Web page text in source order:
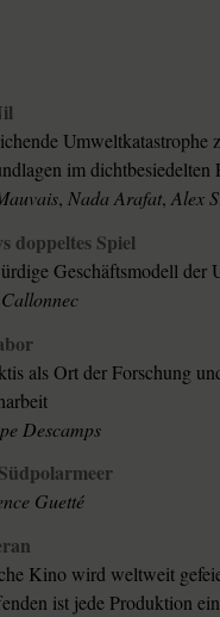
Umweltkatastrophe
im dichtbesiedelten
, Nada Arafat, Alex
McKinseys doppeltes Spiel
Geschäftsmodell der
der Forschung und Modell internationaler
Descamps
Guetté
Kino wird weltweit
ist jede Produktion